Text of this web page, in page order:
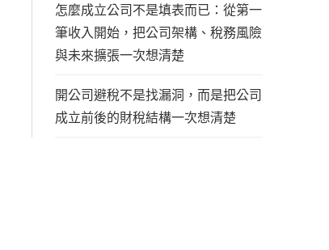
怎麼成立公司不是填表而已：從第一
筆收入開始，把公司架構、稅務風險
與未來擴張一次想清楚
開公司避稅不是找漏洞，而是把公司
成立前後的財稅結構一次想清楚